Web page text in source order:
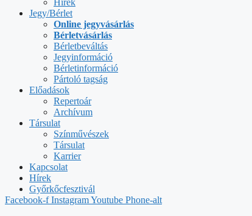
Hírek
Jegy/Bérlet
Online jegyvásárlás
Bérletvásárlás
Bérletbeváltás
Jegyinformáció
Bérletinformáció
Pártoló tagság
Előadások
Repertoár
Archívum
Társulat
Színművészek
Társulat
Karrier
Kapcsolat
Hírek
Győrkőcfesztivál
Facebook-f InstagramYoutube Phone-alt